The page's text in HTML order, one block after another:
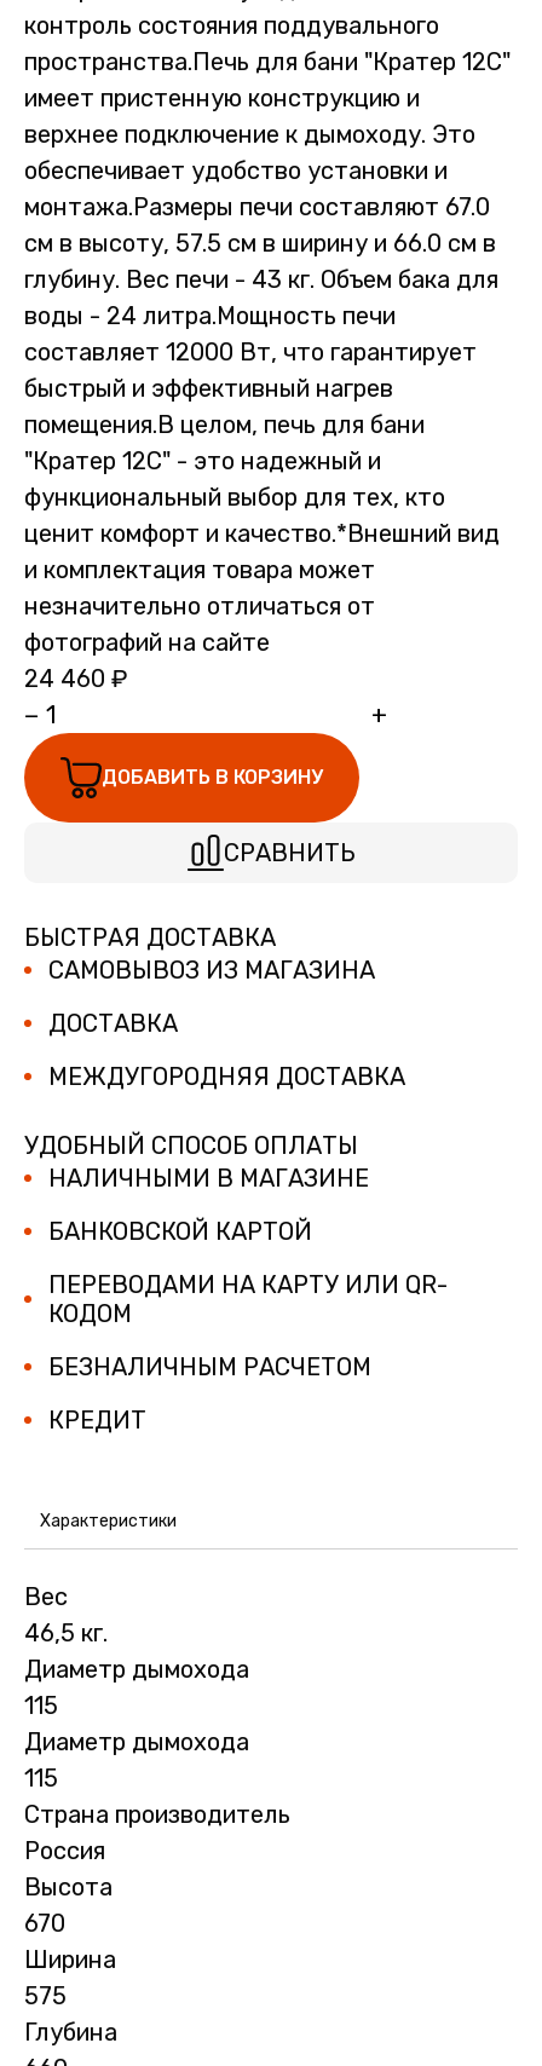
контроль состояния поддувального
пространства.Печь для бани "Кратер 12С"
имеет пристенную конструкцию и
верхнее подключение к дымоходу. Это
обеспечивает удобство установки и
монтажа.Размеры печи составляют 67.0
см в высоту, 57.5 см в ширину и 66.0 см в
глубину. Вес печи - 43 кг. Объем бака для
воды - 24 литра.Мощность печи
составляет 12000 Вт, что гарантирует
быстрый и эффективный нагрев
помещения.В целом, печь для бани
"Кратер 12С" - это надежный и
функциональный выбор для тех, кто
ценит комфорт и качество.*Внешний вид
и комплектация товара может
незначительно отличаться от
фотографий на сайте
24 460 ₽
−
+
ДОБАВИТЬ В КОРЗИНУ
СРАВНИТЬ
БЫСТРАЯ ДОСТАВКА
САМОВЫВОЗ ИЗ МАГАЗИНА
ДОСТАВКА
МЕЖДУГОРОДНЯЯ ДОСТАВКА
УДОБНЫЙ СПОСОБ ОПЛАТЫ
НАЛИЧНЫМИ В МАГАЗИНЕ
БАНКОВСКОЙ КАРТОЙ
ПЕРЕВОДАМИ НА КАРТУ ИЛИ QR-
КОДОМ
БЕЗНАЛИЧНЫМ РАСЧЕТОМ
КРЕДИТ
Характеристики
Вес
46,5 кг.
Диаметр дымохода
115
Диаметр дымохода
115
Страна производитель
Россия
Высота
670
Ширина
575
Глубина